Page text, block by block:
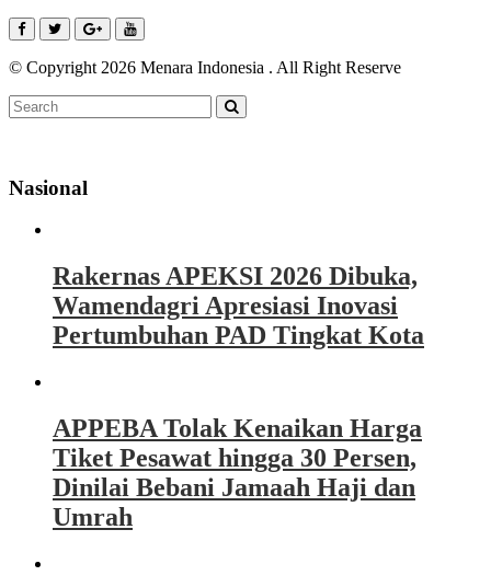
© Copyright 2026 Menara Indonesia . All Right Reserve
Nasional
Rakernas APEKSI 2026 Dibuka,
Wamendagri Apresiasi Inovasi
Pertumbuhan PAD Tingkat Kota
APPEBA Tolak Kenaikan Harga
Tiket Pesawat hingga 30 Persen,
Dinilai Bebani Jamaah Haji dan
Umrah